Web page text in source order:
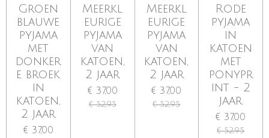
Groen
blauwe
pyjama
met
donker
e broek
in
katoen,
2 jaar
€ 37,00
Meerkl
eurige
pyjama
van
katoen,
2 jaar
€ 37,00
€ 52,95
Meerkl
eurige
pyjama
van
katoen,
2 jaar
€ 37,00
€ 52,95
Rode
pyjama
in
katoen
met
ponypr
int - 2
jaar
€ 37,00
€ 52,95